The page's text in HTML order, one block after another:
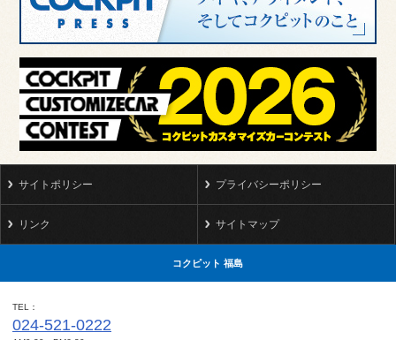
サイトポリシー プライバシーポリシー
リンク サイトマップ
コクピット 福島
TEL
024-521-0222